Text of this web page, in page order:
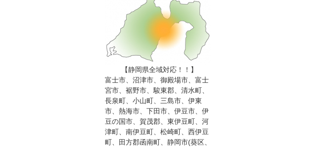
【静岡県全域対応！！】
富士市、沼津市、御殿場市、富士
宮市、裾野市、駿東郡、清水町、
長泉町、小山町、三島市、伊東
市、熱海市、下田市、伊豆市、伊
豆の国市、賀茂郡、東伊豆町、河
津町、南伊豆町、松崎町、西伊豆
町、田方郡函南町、静岡市(葵区、